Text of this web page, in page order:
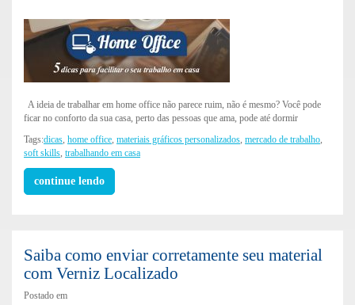
A ideia de trabalhar em home office não parece ruim, não é mesmo? Você pode
ficar no conforto da sua casa, perto das pessoas que ama, pode até dormir
Tags:dicas home office materiais gráficos personalizados mercado de trabalho
soft skills trabalhando em casa
continue lendo
Saiba como enviar corretamente seu material
com Verniz Localizado
Postado em